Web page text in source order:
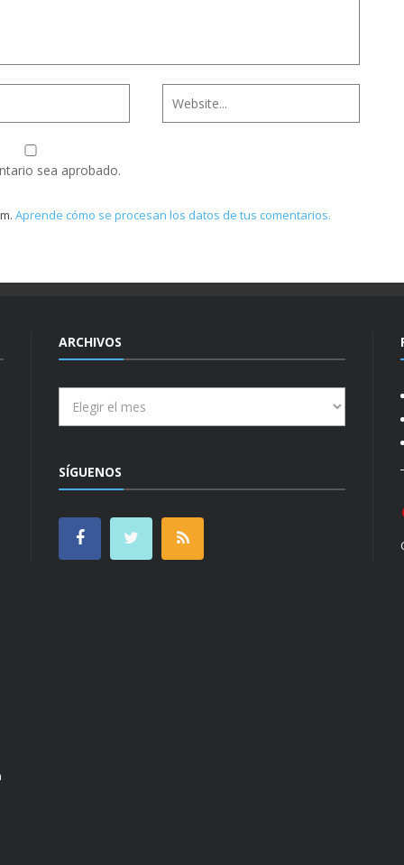
sea aprobado.
Aprende cómo se procesan los datos de tus comentarios.
ARCHIVOS
SÍGUENOS